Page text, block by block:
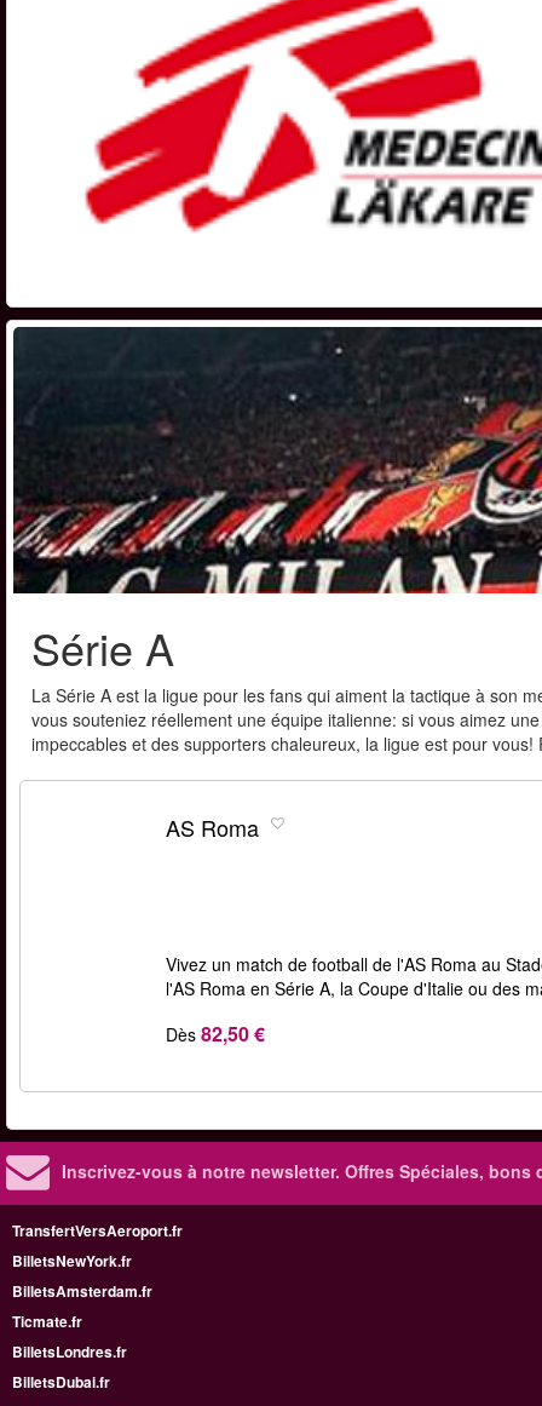
Série A
La Série A est la ligue pour les fans qui aiment la tactique à son
vous souteniez réellement une équipe italienne: si vous aimez
impeccables et des supporters chaleureux, la ligue est pour
AS Roma
Vivez un match de football de l'AS Roma au
l'AS Roma en Série A, la Coupe d'Italie ou des
Dès 82,50 €
Inscrivez-vous à notre newsletter. Offres Spéciales, bons
TransfertVersAeroport.fr
BilletsNewYork.fr
BilletsAmsterdam.fr
Ticmate.fr
BilletsLondres.fr
BilletsDubai.fr